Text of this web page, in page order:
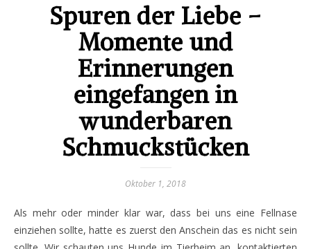
Spuren der Liebe –
Momente und
Erinnerungen
eingefangen in
wunderbaren
Schmuckstücken
Oktober 1, 2018
Als mehr oder minder klar war, dass bei uns eine Fellnase
einziehen sollte, hatte es zuerst den Anschein das es nicht sein